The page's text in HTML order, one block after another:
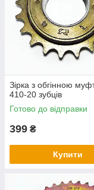
Зірка з обгінною
410-20 зубців
Готово до відправки
399 ₴
Купити